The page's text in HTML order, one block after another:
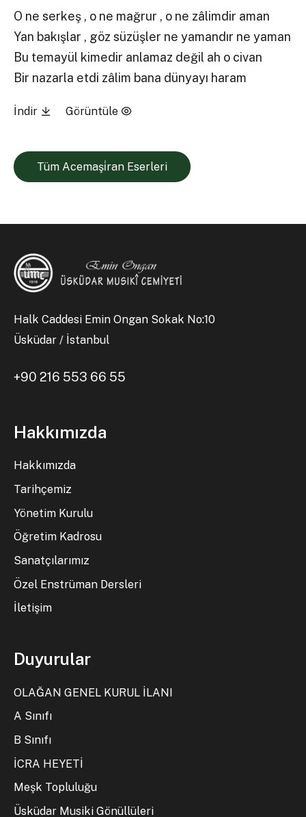
O ne serkeş , o ne mağrur , o ne zâlimdir aman
Yan bakışlar , göz süzüşler ne yamandır ne yaman
Bu temayül kimedir anlamaz değil ah o civan
Bir nazarla etdi zâlim bana dünyayı haram
İndir Görüntüle
Tüm Acemaşi̇ran Eserleri
Halk Caddesi Emin Ongan Sokak No:10
Üsküdar / İstanbul
+90 216 553 66 55
Hakkımızda
Hakkımızda
Tarihçemiz
Yönetim Kurulu
Öğretim Kadrosu
Sanatçılarımız
Özel Enstrüman Dersleri
İletişim
Duyurular
OLAĞAN GENEL KURUL İLANI
A Sınıfı
B Sınıfı
İCRA HEYETİ
Meşk Topluluğu
Üsküdar Musiki Gönüllüleri